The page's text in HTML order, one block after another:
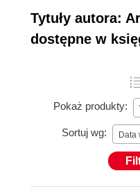
Tytuły autora:
dostępne w
Pokaż produkty:
Sortuj wg: Data